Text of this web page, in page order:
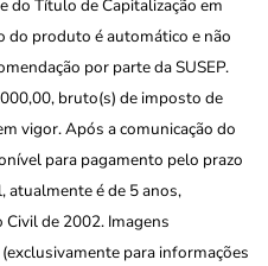
do Título de Capitalização em
do produto é automático e não
por parte da SUSEP.
bruto(s) de imposto de
vigor. Após a comunicação do
para pagamento pelo prazo
atualmente é de 5 anos,
de 2002. Imagens
para informações